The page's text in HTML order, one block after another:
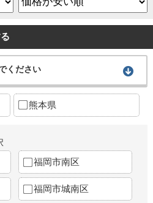
ください
熊本県
福岡市南区
福岡市城南区